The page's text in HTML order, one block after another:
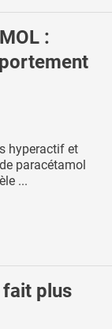
:
hyperactif et
paracétamol
...
fait plus